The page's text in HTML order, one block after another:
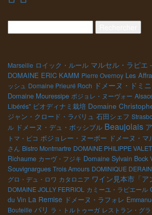
Marseille ロイック・ルール マルセル・ラピエ
DOMAINE ERIC KAMM Pierre Overnoy Les
ッシュ Domaine Prieuré Roch ドメーヌ・ドミ
Domaine Mouressipe ボジョレ・ヌーヴォー
Libérés" ビオディナミ栽培 Domaine
ジャン・クロード・ラパリュ 石田シェフ
ル ドメーヌ・デュ・ポッシブル Beaujolais
トマ・ピコ ボジョレー・ヌーボー ドメーヌ・
さん Bistro Montmartre DOMAINE PHILIPPE
Richaume カーヴ・フジキ Domaine Sylvain Bock
Souvignargues Trois Amours DOMINIQUE DERAIN
グロ・デュ・ロワ カタロニア ワイン見本市「ア
DOMAINE JOLLY FERRIOL カミーユ・ラピエール
du Vin La Remise ドメーヌ・ラフォレ
Bouteille パリ ラ・トルトゥーガ レストラン・グラ